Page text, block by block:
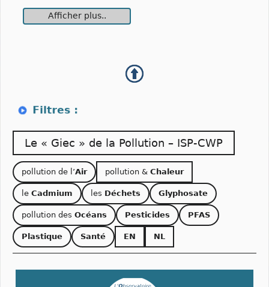
Afficher plus..
Le « Giec » de la Pollution – ISP-CWP
pollution de l’Air pollution & Chaleur
le Cadmium les Déchets Glyphosate
pollution des Océans Pesticides PFAS
Plastique Santé EN NL